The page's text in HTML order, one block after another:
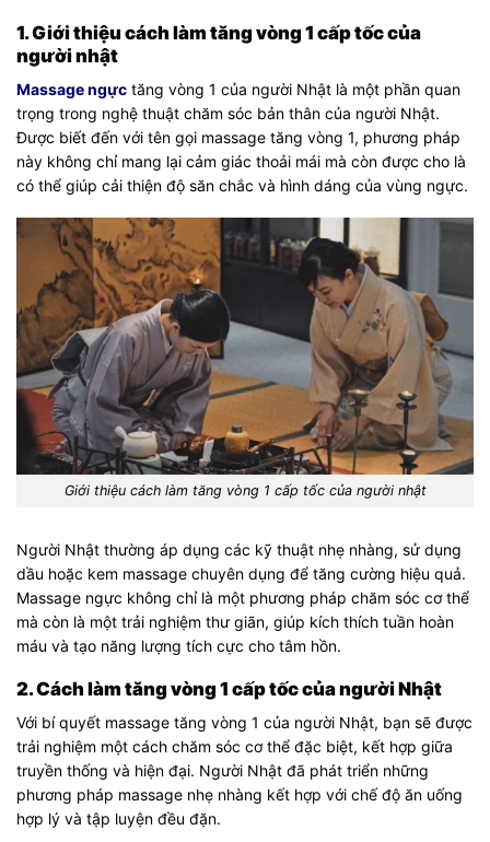
1. Giới thiệu cách làm tăng vòng 1 cấp tốc của
người nhật
Massage ngực tăng vòng 1 của người Nhật là một phần quan
trọng trong nghệ thuật chăm sóc bản thân của người Nhật.
Được biết đến với tên gọi massage tăng vòng 1, phương pháp
này không chỉ mang lại cảm giác thoải mái mà còn được cho là
có thể giúp cải thiện độ săn chắc và hình dáng của vùng ngực.
Giới thiệu cách làm tăng vòng 1 cấp tốc của người nhật
Người Nhật thường áp dụng các kỹ thuật nhẹ nhàng, sử dụng
dầu hoặc kem massage chuyên dụng để tăng cường hiệu quả.
Massage ngực không chỉ là một phương pháp chăm sóc cơ thể
mà còn là một trải nghiệm thư giãn, giúp kích thích tuần hoàn
máu và tạo năng lượng tích cực cho tâm hồn.
2. Cách làm tăng vòng 1 cấp tốc của người Nhật
Với bí quyết massage tăng vòng 1 của người Nhật, bạn sẽ được
trải nghiệm một cách chăm sóc cơ thể đặc biệt, kết hợp giữa
truyền thống và hiện đại. Người Nhật đã phát triển những
phương pháp massage nhẹ nhàng kết hợp với chế độ ăn uống
hợp lý và tập luyện đều đặn.